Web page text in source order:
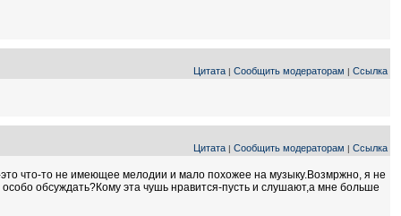
Цитата | Сообщить модераторам | Ссылка
Цитата | Сообщить модераторам | Ссылка
что-то не имеющее мелодии и мало похожее на музыку.Возмржно, я не
обсуждать?Кому эта чушь нравится-пусть и слушают,а мне больше